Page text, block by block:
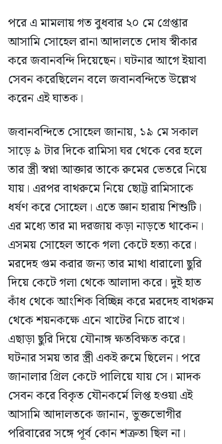
পরে এ মামলায় গত বুধবার ২০ মে গ্রেপ্তার
আসামি সোহেল রানা আদালতে দোষ স্বীকার
করে জবানবন্দি দিয়েছেন। ঘটনার আগে ইয়াবা
সেবন করেছিলেন বলে জবানবন্দিতে উল্লেখ
করেন এই ঘাতক।
জবানবন্দিতে সোহেল জানায়, ১৯ মে সকাল
সাড়ে ৯ টার দিকে রামিসা ঘর থেকে বের হলে
তার স্ত্রী স্বপ্না আক্তার তাকে রুমের ভেতরে নিয়ে
যায়। এরপর বাথরুমে নিয়ে ছোট্ট রামিসাকে
ধর্ষণ করে সোহেল। এতে জ্ঞান হারায় শিশুটি।
এর মধ্যে তার মা দরজায় কড়া নাড়তে থাকেন।
এসময় সোহেল তাকে গলা কেটে হত্যা করে।
মরদেহ গুম করার জন্য তার মাথা ধারালো ছুরি
দিয়ে কেটে গলা থেকে আলাদা করে। দুই হাত
কাঁধ থেকে আংশিক বিচ্ছিন্ন করে মরদেহ বাথরুম
থেকে শয়নকক্ষে এনে খাটের নিচে রাখে।
এছাড়া ছুরি দিয়ে যৌনাঙ্গ ক্ষতবিক্ষত করে।
ঘটনার সময় তার স্ত্রী একই রুমে ছিলেন। পরে
জানালার গ্রিল কেটে পালিয়ে যায় সে। মাদক
সেবন করে বিকৃত যৌনকর্মে লিপ্ত হওয়া এই
আসামি আদালতকে জানান, ভুক্তভোগীর
পরিবারের সঙ্গে পূর্ব কোন শত্রুতা ছিল না।